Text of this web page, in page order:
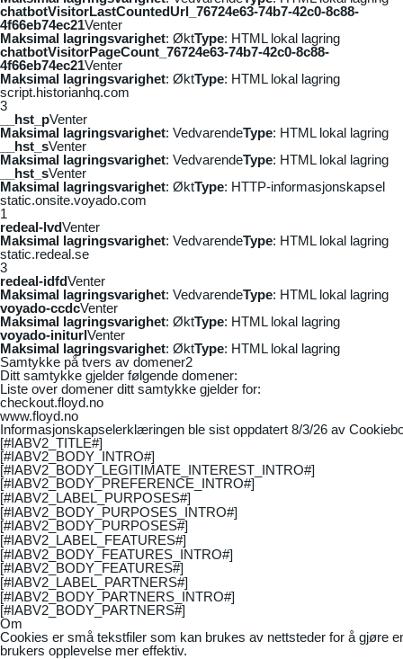
chatbotVisitorLastCountedUrl_76724e63-74b7-42c0-8c88-
4f66eb74ec21Venter
Maksimal lagringsvarighet: ØktType: HTML lokal lagring
chatbotVisitorPageCount_76724e63-74b7-42c0-8c88-
4f66eb74ec21Venter
Maksimal lagringsvarighet: ØktType: HTML lokal lagring
script.historianhq.com
3
__hst_pVenter
Maksimal lagringsvarighet: VedvarendeType: HTML lokal lagring
__hst_sVenter
Maksimal lagringsvarighet: VedvarendeType: HTML lokal lagring
__hst_sVenter
Maksimal lagringsvarighet: ØktType: HTTP-informasjonskapsel
static.onsite.voyado.com
1
redeal-lvdVenter
Maksimal lagringsvarighet: VedvarendeType: HTML lokal lagring
static.redeal.se
3
redeal-idfdVenter
Maksimal lagringsvarighet: VedvarendeType: HTML lokal lagring
voyado-ccdcVenter
Maksimal lagringsvarighet: ØktType: HTML lokal lagring
voyado-initurlVenter
Maksimal lagringsvarighet: ØktType: HTML lokal lagring
Samtykke på tvers av domener2
Ditt samtykke gjelder følgende domener:
Liste over domener ditt samtykke gjelder for:
checkout.floyd.no
www.floyd.no
Informasjonskapselerklæringen ble sist oppdatert 8/3/26 av
[#IABV2_TITLE#]
[#IABV2_BODY_INTRO#]
[#IABV2_BODY_LEGITIMATE_INTEREST_INTRO#]
[#IABV2_BODY_PREFERENCE_INTRO#]
[#IABV2_LABEL_PURPOSES#]
[#IABV2_BODY_PURPOSES_INTRO#]
[#IABV2_BODY_PURPOSES#]
[#IABV2_LABEL_FEATURES#]
[#IABV2_BODY_FEATURES_INTRO#]
[#IABV2_BODY_FEATURES#]
[#IABV2_LABEL_PARTNERS#]
[#IABV2_BODY_PARTNERS_INTRO#]
[#IABV2_BODY_PARTNERS#]
Om
Cookies er små tekstfiler som kan brukes av nettsteder for å gjøre
brukers opplevelse mer effektiv.